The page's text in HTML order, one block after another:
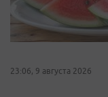
23:06, 9 августа 2026